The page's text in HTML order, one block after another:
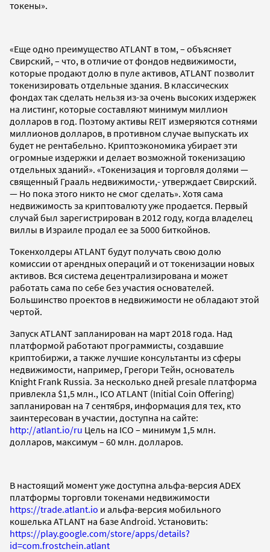
токены».
«Еще одно преимущество ATLANT в том, – объясняет
Свирский, – что, в отличие от фондов недвижимости,
которые продают долю в пуле активов, ATLANT позволит
токенизировать отдельные здания. В классических
фондах так сделать нельзя из-за очень высоких издержек
на листинг, которые составляют минимум миллион
долларов в год. Поэтому активы REIT измеряются сотнями
миллионов долларов, в противном случае выпускать их
будет не рентабельно. Криптоэкономика убирает эти
огромные издержки и делает возможной токенизацию
отдельных зданий». «Токенизация и торговля долями —
священный Грааль недвижимости,- утверждает Свирский.
— Но пока этого никто не смог сделать». Хотя сама
недвижимость за криптовалюту уже продается. Первый
случай был зарегистрирован в 2012 году, когда владелец
виллы в Израиле продал ее за 5000 биткойнов.
Токенхолдеры ATLANT будут получать свою долю
комиссии от арендных операций и от токенизации новых
активов. Вся система децентрализирована и может
работать сама по себе без участия основателей.
Большинство проектов в недвижимости не обладают этой
чертой.
Запуск ATLANT запланирован на март 2018 года. Над
платформой работают программисты, создавшие
криптобиржи, а также лучшие консультанты из сферы
недвижимости, например, Грегори Тейн, основатель
Knight Frank Russia. За несколько дней presale платформа
привлекла $1,5 млн., ICO ATLANT (Initial Coin Offering)
запланирован на 7 сентября, информация для тех, кто
заинтересован в участии, доступна на сайте:
http://atlant.io/ru Цель на ICO – минимум 1,5 млн.
долларов, максимум – 60 млн. долларов.
В настоящий момент уже доступна альфа-версия ADEX
платформы торговли токенами недвижимости
https://trade.atlant.io и альфа-версия мобильного
кошелька ATLANT на базе Android. Установить:
https://play.google.com/store/apps/details?
id=com.frostchein.atlant